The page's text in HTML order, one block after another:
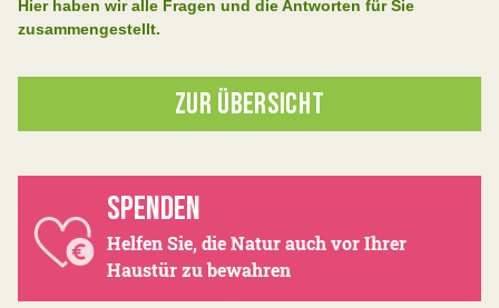
Hier haben wir alle Fragen und die Antworten für Sie
zusammengestellt.
ZUR ÜBERSICHT
SPENDEN
Helfen Sie, die Natur auch vor Ihrer
Haustür zu bewahren